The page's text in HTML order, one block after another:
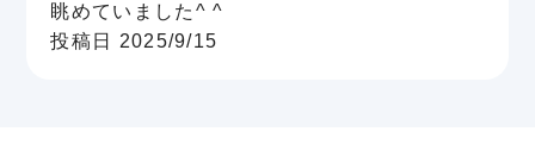
眺めていました^ ^
投稿日 2025/9/15